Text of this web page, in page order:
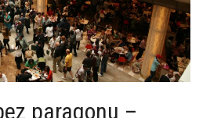
paragonu –